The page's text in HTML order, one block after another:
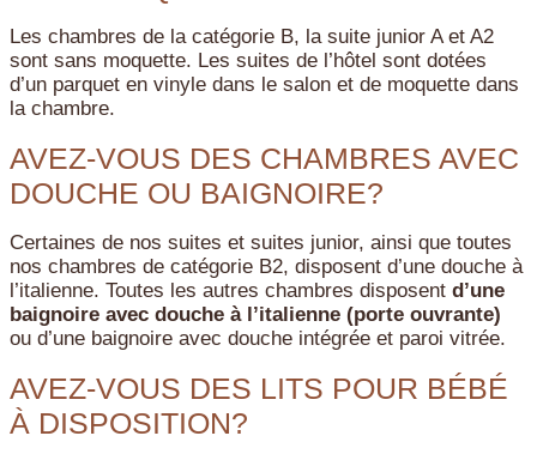
Les chambres de la catégorie B, la suite junior A et A2
sont sans moquette. Les suites de l’hôtel sont dotées
d’un parquet en vinyle dans le salon et de moquette dans
la chambre.
AVEZ-VOUS DES CHAMBRES AVEC
DOUCHE OU BAIGNOIRE?
Certaines de nos suites et suites junior, ainsi que toutes
nos chambres de catégorie B2, disposent d’une douche à
l’italienne. Toutes les autres chambres disposent d’une
baignoire avec douche à l’italienne (porte ouvrante)
ou d’une baignoire avec douche intégrée et paroi vitrée.
AVEZ-VOUS DES LITS POUR BÉBÉ
À DISPOSITION?